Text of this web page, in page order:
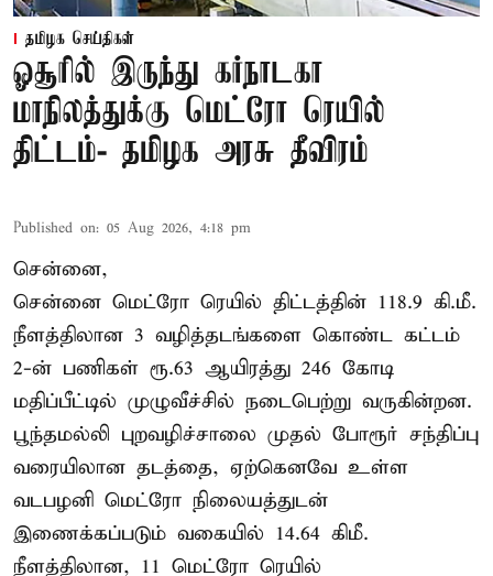
தமிழக செய்திகள்
ஓசூரில் இருந்து கர்நாடகா
மாநிலத்துக்கு மெட்ரோ ரெயில்
திட்டம்- தமிழக அரசு தீவிரம்
Published on: 05 Aug 2026, 4:18 pm
சென்னை,
சென்னை மெட்ரோ ரெயில் திட்டத்தின் 118.9 கி.மீ.
நீளத்திலான 3 வழித்தடங்களை கொண்ட கட்டம்
2-ன் பணிகள் ரூ.63 ஆயிரத்து 246 கோடி
மதிப்பீட்டில் முழுவீச்சில் நடைபெற்று வருகின்றன.
பூந்தமல்லி புறவழிச்சாலை முதல் போரூர் சந்திப்பு
வரையிலான தடத்தை, ஏற்கெனவே உள்ள
வடபழனி மெட்ரோ நிலையத்துடன்
இணைக்கப்படும் வகையில் 14.64 கிமீ.
நீளத்திலான, 11 மெட்ரோ ரெயில்